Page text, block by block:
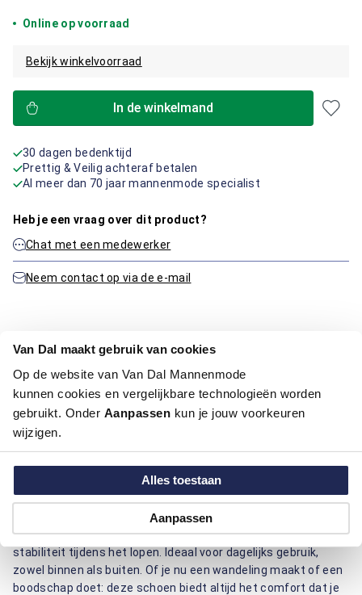
Van Dal maakt gebruik van cookies
Op de website van Van Dal Mannenmode
kunnen cookies en vergelijkbare technologieën worden
gebruikt. Onder Aanpassen kun je jouw voorkeuren
wijzigen.
Alles toestaan
Aanpassen
Online op voorraad
Bekijk winkelvoorraad
In de winkelmand
30 dagen bedenktijd
Prettig & Veilig achteraf betalen
Al meer dan 70 jaar mannenmode specialist
Heb je een vraag over dit product?
Chat met een medewerker
Neem contact op via de e-mail
Productinformatie
Artikelnummer
Kleur:
Beige / Khaki
Materiaal:
100% Leder
Deze schoen van Berkelmans biedt comfort en duurzaamheid
dankzij het gebruik van hoogwaardig leder. Het materiaal
zorgt voor een aangename pasvorm en is eenvoudig te
onderhouden. De subtiele details geven de schoen een
tijdloze uitstraling, terwijl de stevige zool zorgt voor
stabiliteit tijdens het lopen. Ideaal voor dagelijks gebruik,
zowel binnen als buiten. Of je nu een wandeling maakt of een
boodschap doet: deze schoen biedt altijd het comfort dat je